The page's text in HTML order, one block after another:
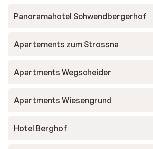
Panoramahotel Schwendbergerhof
Apartements zum Strossna
Apartments Wegscheider
Apartments Wiesengrund
Hotel Berghof